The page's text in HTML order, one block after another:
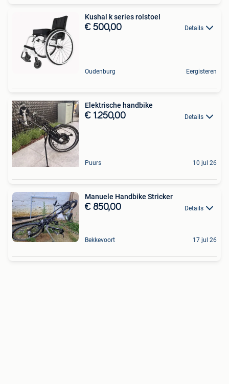
Kushal k series rolstoel
€ 500,00 Details
Oudenburg Eergisteren
Elektrische handbike
€ 1.250,00 Details
Puurs 10 jul 26
Manuele Handbike Stricker
€ 850,00 Details
Bekkevoort 17 jul 26